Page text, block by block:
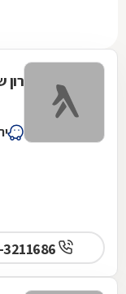
רון